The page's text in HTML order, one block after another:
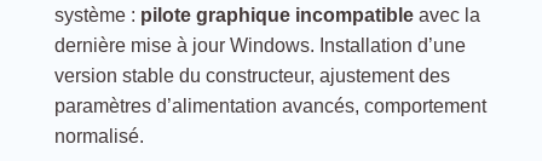
système : pilote graphique incompatibleavec la
dernière mise à jour Windows. Installation d’une
version stable du constructeur, ajustement des
paramètres d’alimentation avancés, comportement
normalisé.